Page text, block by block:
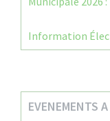
Information
EVENEMENTS